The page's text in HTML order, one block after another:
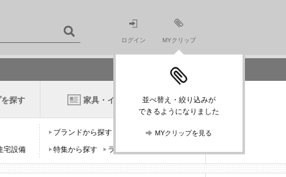
ログイン MYクリップ
並べ替え・絞り込みが
できるようになりました
MYクリップを見る
探す 家具・インテリアニュース
宅設備
ブランドから探す
デザイナーから探す
特集から探す
ランキングから探す